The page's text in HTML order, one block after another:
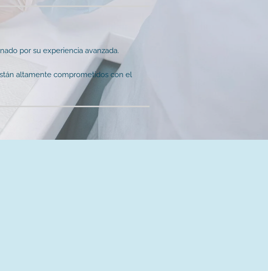
por su experiencia avanzada.
altamente comprometidos con el